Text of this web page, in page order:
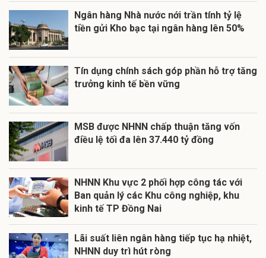
Ngân hàng Nhà nước nới trần tính tỷ lệ
tiền gửi Kho bạc tại ngân hàng lên 50%
Tín dụng chính sách góp phần hỗ trợ tăng
trưởng kinh tế bền vững
MSB được NHNN chấp thuận tăng vốn
điều lệ tối đa lên 37.440 tỷ đồng
NHNN Khu vực 2 phối hợp công tác với
Ban quản lý các Khu công nghiệp, khu
kinh tế TP Đồng Nai
Lãi suất liên ngân hàng tiếp tục hạ nhiệt,
NHNN duy trì hút ròng